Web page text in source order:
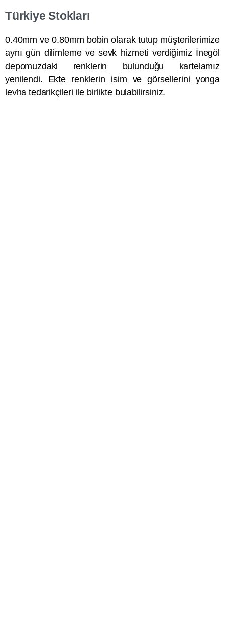
Türkiye Stokları
0.40mm ve 0.80mm bobin olarak tutup müşterilerimize
aynı gün dilimleme ve sevk hizmeti verdiğimiz İnegöl
depomuzdaki renklerin bulunduğu kartelamız
yenilendi. Ekte renklerin isim ve görsellerini yonga
levha tedarikçileri ile birlikte bulabilirsiniz.